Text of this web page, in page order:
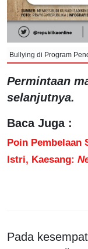
Bullying di Program
Permintaan
selanjutnya.
Baca Juga :
Poin Pembelaan
Istri, Kaesang:
Pada